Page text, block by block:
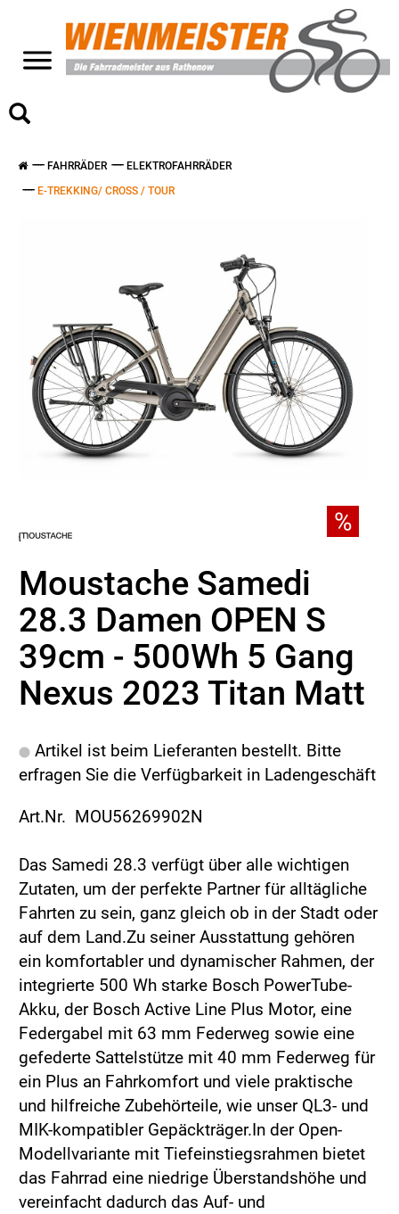
FAHRRÄDER
ELEKTROFAHRRÄDER
E-TREKKING/ CROSS / TOUR
Moustache Samedi
28.3 Damen OPEN S
39cm - 500Wh 5 Gang
Nexus 2023 Titan Matt
Artikel ist beim Lieferanten bestellt. Bitte
erfragen Sie die Verfügbarkeit in Ladengeschäft
Art.Nr. MOU56269902N
Das Samedi 28.3 verfügt über alle wichtigen
Zutaten, um der perfekte Partner für alltägliche
Fahrten zu sein, ganz gleich ob in der Stadt oder
auf dem Land.Zu seiner Ausstattung gehören
ein komfortabler und dynamischer Rahmen, der
integrierte 500 Wh starke Bosch PowerTube-
Akku, der Bosch Active Line Plus Motor, eine
Federgabel mit 63 mm Federweg sowie eine
gefederte Sattelstütze mit 40 mm Federweg für
ein Plus an Fahrkomfort und viele praktische
und hilfreiche Zubehörteile, wie unser QL3- und
MIK-kompatibler Gepäckträger.In der Open-
Modellvariante mit Tiefeinstiegsrahmen bietet
das Fahrrad eine niedrige Überstandshöhe und
vereinfacht dadurch das Auf- und